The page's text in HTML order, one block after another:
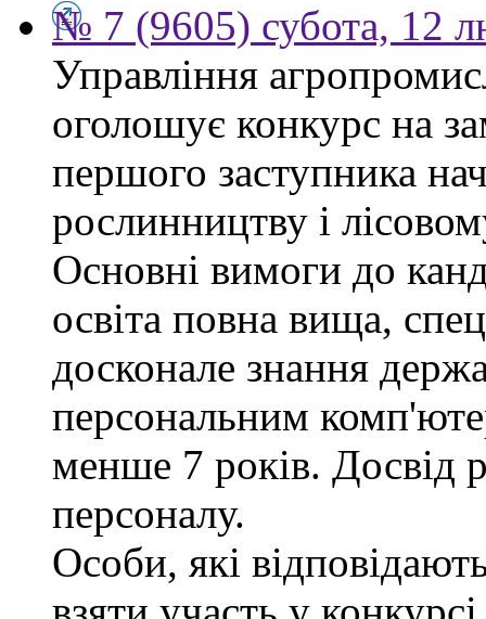
№ 7 (9605) субота, 12
Управління
оголошує конкурс на
першого заступника
рослинництву і
Основні вимоги до
освіта повна вища,
досконале знання
персональним
менше 7 років. Досвід
персоналу.
Особи, які